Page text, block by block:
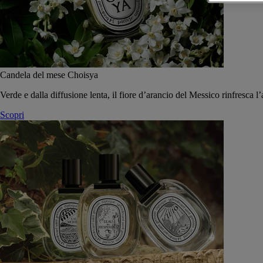
Candela del mese Choisya
Verde e dalla diffusione lenta, il fiore d’arancio del Messico rinfresca
Scopri